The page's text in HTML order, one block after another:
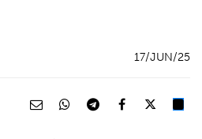
17/JUN/25